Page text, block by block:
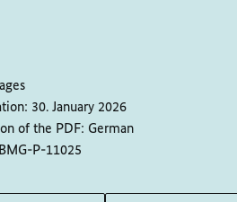
30. January 2026
of the PDF: German
BMG-P-11025